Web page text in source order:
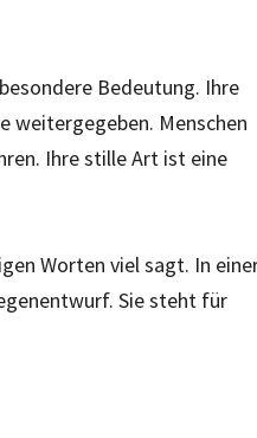
Bedeutung. Ihre
weitergegeben. Menschen
Ihre stille Art ist eine
Worten viel sagt. In
Sie steht für